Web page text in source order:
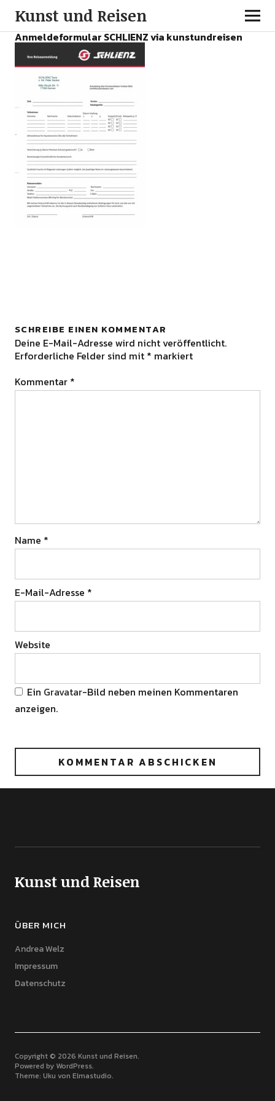
Kunst und Reisen
Anmeldeformular SCHLIENZ via kunstundreisen
SCHREIBE EINEN KOMMENTAR
Deine E-Mail-Adresse wird nicht veröffentlicht.
Erforderliche Felder sind mit * markiert
Kommentar *
Name *
E-Mail-Adresse *
Website
Ein Gravatar-Bild neben meinen Kommentaren
anzeigen.
Kunst und Reisen
ÜBER MICH
Andrea Welz
Impressum
Datenschutz
Copyright © 2026 Kunst und Reisen
Powered by WordPress
Theme: Uku von Elmastudio